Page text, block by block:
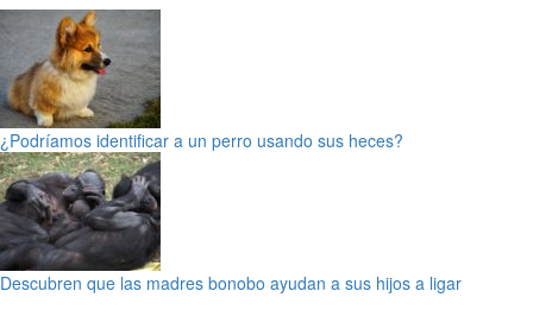
¿Podríamos identificar a un perro usando sus heces?
Descubren que las madres bonobo ayudan a sus hijos a ligar